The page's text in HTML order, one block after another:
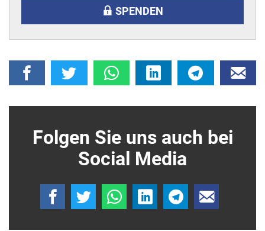
SPENDEN
Folgen Sie uns auch bei
Social Media